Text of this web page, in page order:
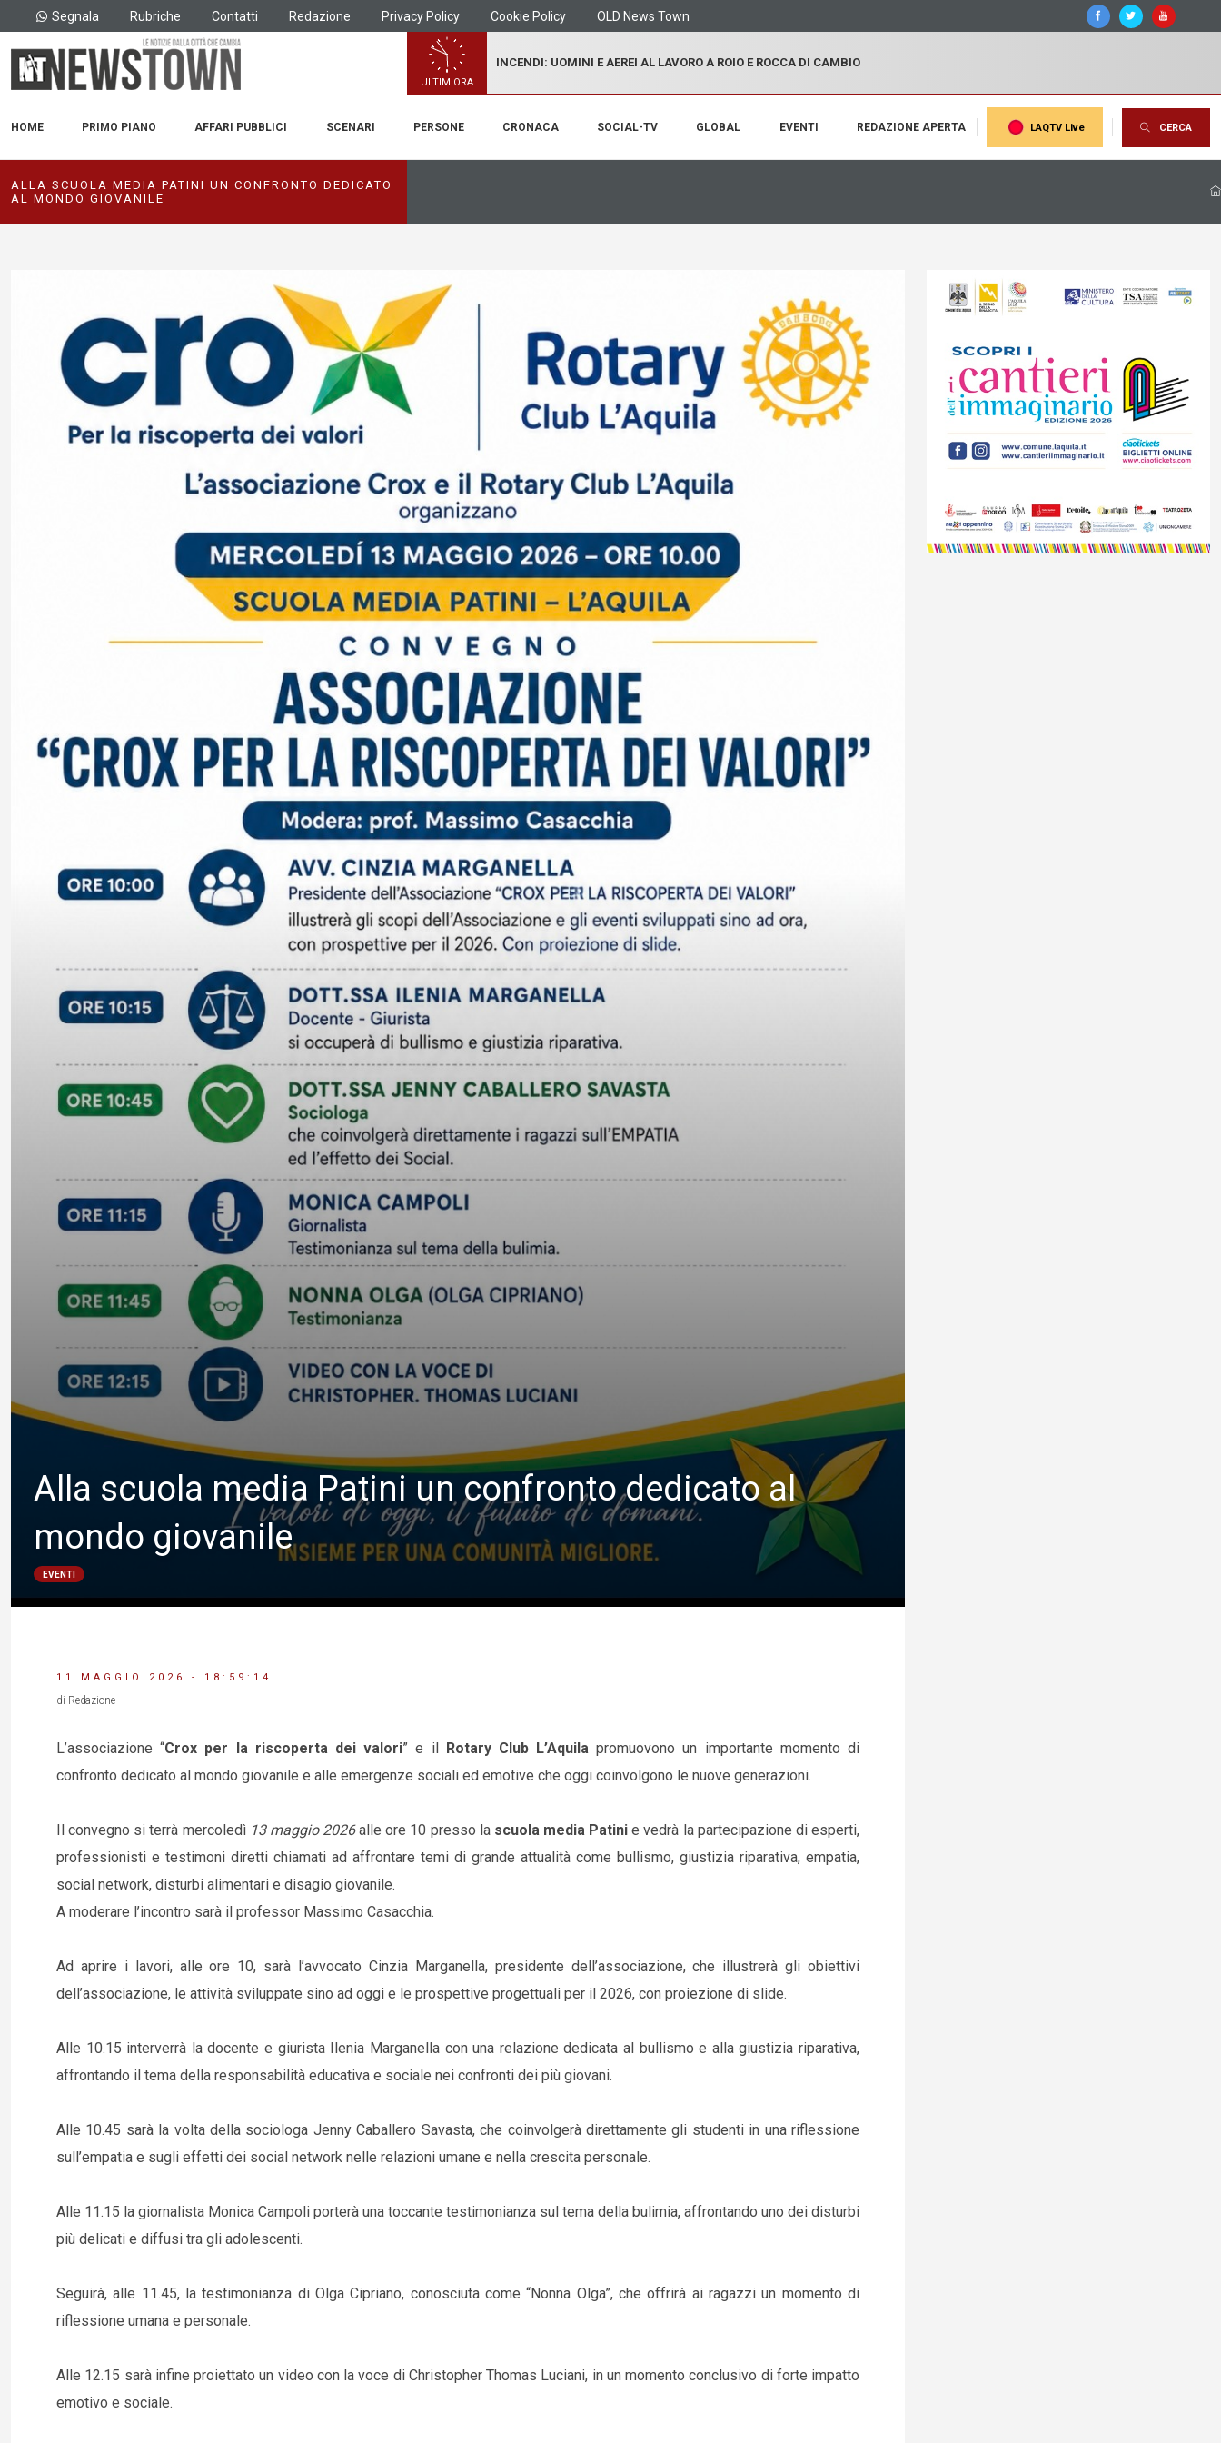
Segnala Rubriche Contatti Redazione Privacy Policy Cookie Policy OLD News Town
ULTIM'ORA
INCENDI: UOMINI E AEREI AL LAVORO A ROIO E ROCCA DI CAMBIO
HOME PRIMO PIANO AFFARI PUBBLICI SCENARI PERSONE CRONACA SOCIAL-TV GLOBAL EVENTI REDAZIONE APERTA LAQTV Live CERCA
ALLA SCUOLA MEDIA PATINI UN CONFRONTO DEDICATO
AL MONDO GIOVANILE
Alla scuola media Patini un confronto dedicato al
mondo giovanile
EVENTI
11 MAGGIO 2026 - 18:59:14
di Redazione
L’associazione “Crox per la riscoperta dei valori” e il Rotary Club L’Aquila promuovono un importante momento di
confronto dedicato al mondo giovanile e alle emergenze sociali ed emotive che oggi coinvolgono le nuove generazioni.
Il convegno si terrà mercoledì 13 maggio 2026alle ore 10 presso la scuola media Patinie vedrà la partecipazione di esperti,
professionisti e testimoni diretti chiamati ad affrontare temi di grande attualità come bullismo, giustizia riparativa, empatia,
social network, disturbi alimentari e disagio giovanile.
A moderare l’incontro sarà il professor Massimo Casacchia.
Ad aprire i lavori, alle ore 10, sarà l’avvocato Cinzia Marganella, presidente dell’associazione, che illustrerà gli obiettivi
dell’associazione, le attività sviluppate sino ad oggi e le prospettive progettuali per il 2026, con proiezione di slide.
Alle 10.15 interverrà la docente e giurista Ilenia Marganella con una relazione dedicata al bullismo e alla giustizia riparativa,
affrontando il tema della responsabilità educativa e sociale nei confronti dei più giovani.
Alle 10.45 sarà la volta della sociologa Jenny Caballero Savasta, che coinvolgerà direttamente gli studenti in una riflessione
sull’empatia e sugli effetti dei social network nelle relazioni umane e nella crescita personale.
Alle 11.15 la giornalista Monica Campoli porterà una toccante testimonianza sul tema della bulimia, affrontando uno dei disturbi
più delicati e diffusi tra gli adolescenti.
Seguirà, alle 11.45, la testimonianza di Olga Cipriano, conosciuta come “Nonna Olga”, che offrirà ai ragazzi un momento di
riflessione umana e personale.
Alle 12.15 sarà infine proiettato un video con la voce di Christopher Thomas Luciani, in un momento conclusivo di forte impatto
emotivo e sociale.